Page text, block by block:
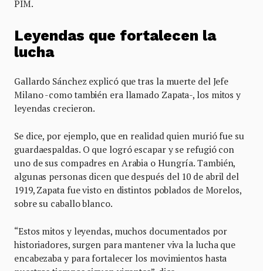
PIM.
Leyendas que fortalecen la
lucha
Gallardo Sánchez explicó que tras la muerte del Jefe
Milano -como también era llamado Zapata-, los mitos y
leyendas crecieron.
Se dice, por ejemplo, que en realidad quien murió fue su
guardaespaldas. O que logró escapar y se refugió con
uno de sus compadres en Arabia o Hungría. También,
algunas personas dicen que después del 10 de abril del
1919, Zapata fue visto en distintos poblados de Morelos,
sobre su caballo blanco.
“Estos mitos y leyendas, muchos documentados por
historiadores, surgen para mantener viva la lucha que
encabezaba y para fortalecer los movimientos hasta